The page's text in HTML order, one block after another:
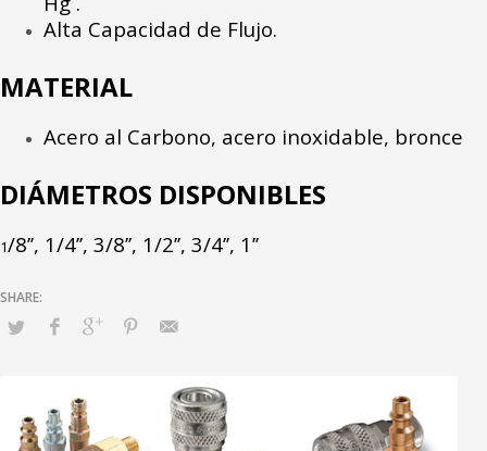
Alta Capacidad de Flujo.
MATERIAL
Acero al Carbono, acero inoxidable, bronce
DIÁMETROS DISPONIBLES
1/8’’, 1/4’’, 3/8’’, 1/2’’, 3/4’’, 1’’